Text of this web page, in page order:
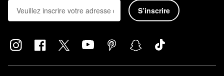
S’inscrire